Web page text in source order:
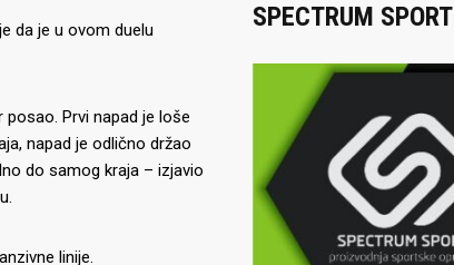
da je u ovom duelu
Prvi napad je loše
napad je odlično držao
do samog kraja – izjavio
linije.
SPECTRUM SPORT